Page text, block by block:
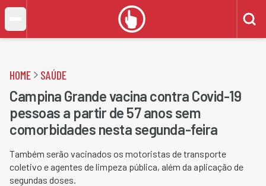
HOME SAÚDE
Campina Grande vacina contra Covid-19
pessoas a partir de 57 anos sem
comorbidades nesta segunda-feira
Também serão vacinados os motoristas de transporte
coletivo e agentes de limpeza pública, além da aplicação de
segundas doses.